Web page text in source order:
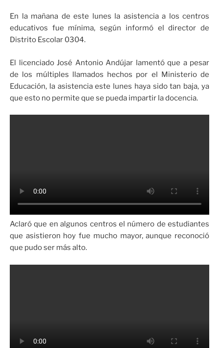
En la mañana de este lunes la asistencia a los centros
educativos fue mínima, según informó el director de
Distrito Escolar 0304.
El licenciado José Antonio Andújar lamentó que a pesar
de los múltiples llamados hechos por el Ministerio de
Educación, la asistencia este lunes haya sido tan baja, ya
que esto no permite que se pueda impartir la docencia.
Aclaró que en algunos centros el número de estudiantes
que asistieron hoy fue mucho mayor, aunque reconoció
que pudo ser más alto.